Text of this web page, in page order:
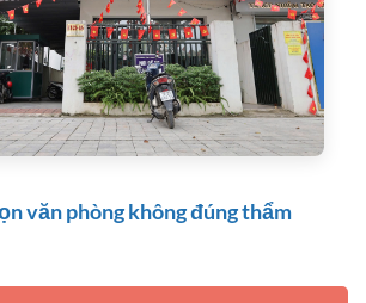
văn phòng không đúng thẩm